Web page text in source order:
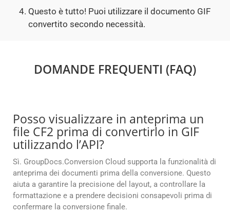
Questo è tutto! Puoi utilizzare il documento GIF
convertito secondo necessità.
DOMANDE FREQUENTI (FAQ)
Posso visualizzare in anteprima un
file CF2 prima di convertirlo in GIF
utilizzando l’API?
Sì. GroupDocs.Conversion Cloud supporta la funzionalità di
anteprima dei documenti prima della conversione. Questo
aiuta a garantire la precisione del layout, a controllare la
formattazione e a prendere decisioni consapevoli prima di
confermare la conversione finale.